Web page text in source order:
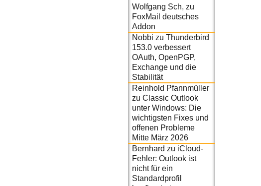
Wolfgang Sch, zu
FoxMail deutsches
Addon
Nobbi zu Thunderbird
153.0 verbessert
OAuth, OpenPGP,
Exchange und die
Stabilität
Reinhold Pfannmüller
zu Classic Outlook
unter Windows: Die
wichtigsten Fixes und
offenen Probleme
Mitte März 2026
Bernhard zu iCloud-
Fehler: Outlook ist
nicht für ein
Standardprofil